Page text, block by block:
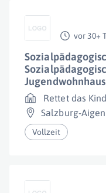
vor 30+
Rettet das
Salzburg-Aigen
Vollzeit